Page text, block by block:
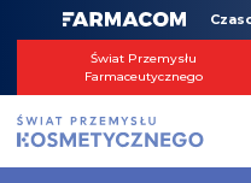
Świat Przemysłu
Farmaceutycznego